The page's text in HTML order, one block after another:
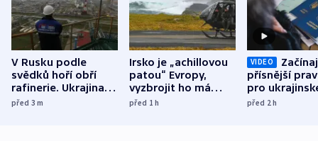
V Rusku podle
svědků hoří obří
rafinerie. Ukrajina
hlásí oběti
před 3m
Irsko je „achillovou
patou“ Evropy,
vyzbrojit ho má
Francie
před 1h
VIDEO
přísnější
pro
uprchlíky
před 2h